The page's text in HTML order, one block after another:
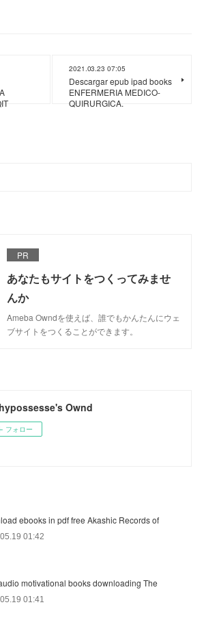
2021.03.23 07:05
Descargar epub ipad books
ENFERMERIA MEDICO-
QUIRURGICA.
PR
あなたもサイトをつくってみませ
んか
Ameba Owndを使えば、誰でもかんたんにウェ
ブサイトをつくることができます。
Ownd
フォロー
ebooks in pdf free Akashic Records of
01:42
motivational books downloading The
01:41